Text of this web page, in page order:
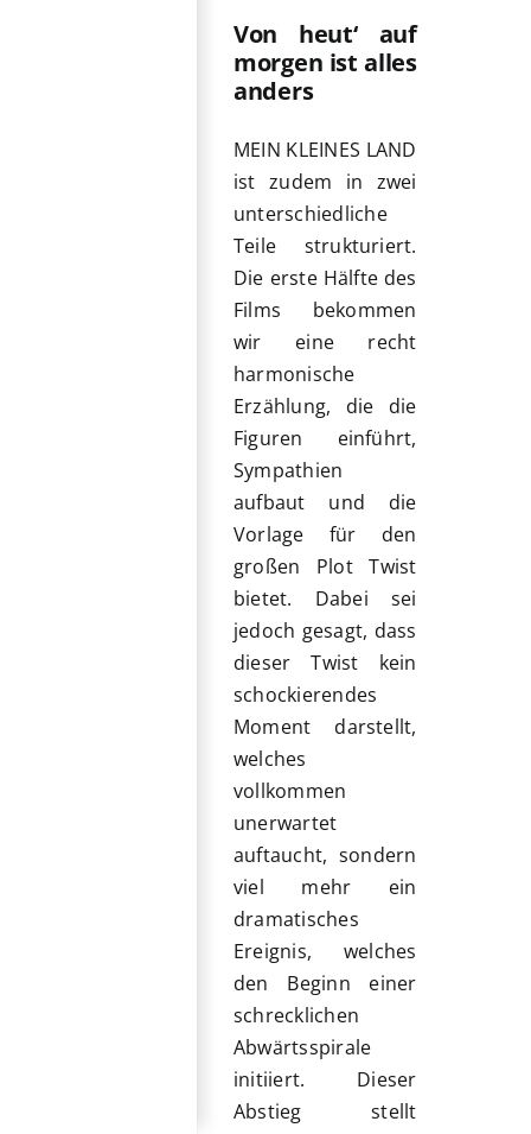
Von heut‘ auf
morgen ist alles
anders
MEIN KLEINES LAND
ist zudem in zwei
unterschiedliche
Teile strukturiert.
Die erste Hälfte des
Films bekommen
wir eine recht
harmonische
Erzählung, die die
Figuren einführt,
Sympathien
aufbaut und die
Vorlage für den
großen Plot Twist
bietet. Dabei sei
jedoch gesagt, dass
dieser Twist kein
schockierendes
Moment darstellt,
welches
vollkommen
unerwartet
auftaucht, sondern
viel mehr ein
dramatisches
Ereignis, welches
den Beginn einer
schrecklichen
Abwärtsspirale
initiiert. Dieser
Abstieg stellt